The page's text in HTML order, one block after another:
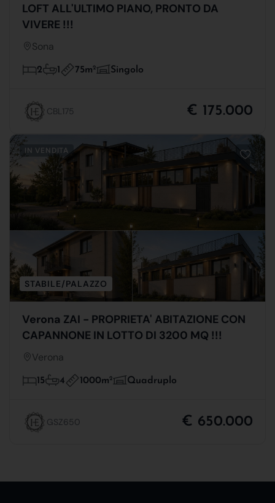
LOFT ALL'ULTIMO PIANO, PRONTO DA
VIVERE !!!
Sona
2 1 75m2 Singolo
CBL175 € 175.000
IN VENDITA
STABILE/PALAZZO
Verona ZAI - PROPRIETA' ABITAZIONE CON
CAPANNONE IN LOTTO DI 3200 MQ !!!
Verona
15 4 1000m2 Quadruplo
GSZ650 € 650.000